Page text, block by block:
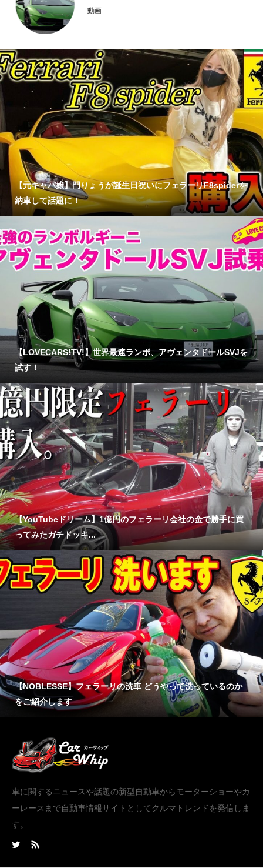
動画
【元キャバ嬢】門りょうが誕生日祝いにフェラーリF8spiderを
納車して話題に！
【LOVECARS!TV!】世界最速ランボ、アヴェンタドールSVJを
試す！
【YouTubeドリーム】1億円のフェラーリ会社の金で勝手に買
ってみたガチドッキ...
【NOBLESSE】フェラーリの洗車 どうやって洗っているのか
をご紹介します
車に関するニュースや話題の新型自動車からモーターショーやカ
ーレースまで自動車情報サイトとしてクルマトレンドを発信しま
す。